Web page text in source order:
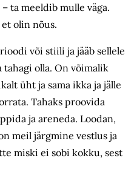
ta meeldib mulle väga.
olin nõus.
või stiili ja jääb sellele
olla. On võimalik
üht ja sama ikka ja jälle
Tahaks proovida
ja areneda. Loodan,
meil järgmine vestlus ja
miski ei sobi kokku, sest